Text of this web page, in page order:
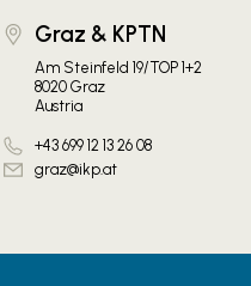
Graz & KPTN
Am Steinfeld 19/TOP 1+2
8020 Graz
Austria
+43 699 12 13 26 08
graz@ikp.at